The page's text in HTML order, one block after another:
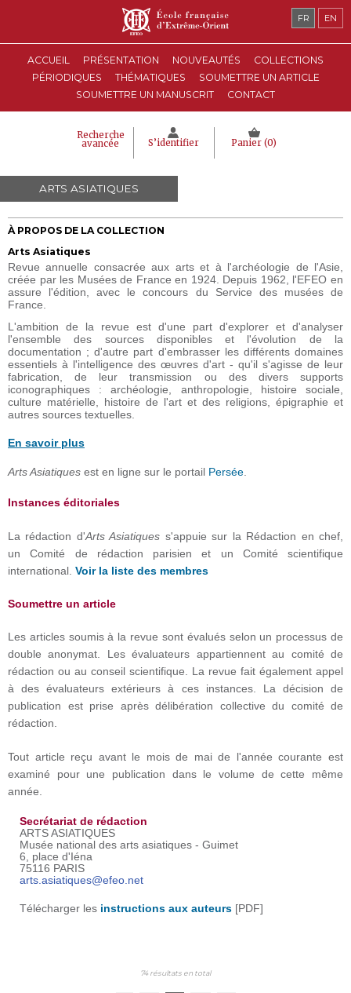
ACCUEIL PRÉSENTATION NOUVEAUTÉS
COLLECTIONS
PÉRIODIQUES
THÉMATIQUES
SOUMETTRE UN ARTICLE
SOUMETTRE UN MANUSCRIT
CONTACT
Recherche
avancée S’identifier Panier (0)
FR EN
ARTS ASIATIQUES
À PROPOS DE LA COLLECTION
Arts Asiatiques
Revue annuelle consacrée aux arts et à l'archéologie de l'Asie,
créée par les Musées de France en 1924. Depuis 1962, l'EFEO en
assure l'édition, avec le concours du Service des musées de
France.
L'ambition de la revue est d'une part d'explorer et d'analyser
l'ensemble des sources disponibles et l'évolution de la
documentation ; d'autre part d'embrasser les différents domaines
essentiels à l'intelligence des œuvres d'art - qu'il s'agisse de leur
fabrication, de leur transmission ou des divers supports
iconographiques : archéologie, anthropologie, histoire sociale,
culture matérielle, histoire de l'art et des religions, épigraphie et
autres sources textuelles.
En savoir plus
Arts Asiatiques est en ligne sur le portail Persée
Instances éditoriales
La rédaction d'Arts Asiatiques s'appuie sur la Rédaction en chef,
un Comité de rédaction parisien et un Comité scientifique
international. Voir la liste des membres
Soumettre un article
Les articles soumis à la revue sont évalués selon un processus de
double anonymat. Les évaluateurs appartiennent au comité de
rédaction ou au conseil scientifique. La revue fait également appel
à des évaluateurs extérieurs à ces instances. La décision de
publication est prise après délibération collective du comité de
rédaction.
Tout article reçu avant le mois de mai de l'année courante est
examiné pour une publication dans le volume de cette même
année.
Secrétariat de rédaction
ARTS ASIATIQUES
Musée national des arts asiatiques - Guimet
6, place d'Iéna
75116 PARIS
arts.asiatiques@efeo.net
​Télécharger les instructions aux auteurs [PDF]
74 résultats en total